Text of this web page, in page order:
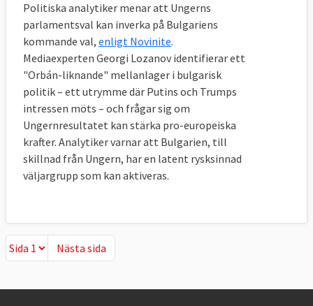
Politiska analytiker menar att Ungerns
parlamentsval kan inverka på Bulgariens
kommande val, enligt Novinite.
Mediaexperten Georgi Lozanov identifierar ett
"Orbán-liknande" mellanlager i bulgarisk
politik – ett utrymme där Putins och Trumps
intressen möts – och frågar sig om
Ungernresultatet kan stärka pro-europeiska
krafter. Analytiker varnar att Bulgarien, till
skillnad från Ungern, har en latent rysksinnad
väljargrupp som kan aktiveras.
Nästa sida
Nästa sida